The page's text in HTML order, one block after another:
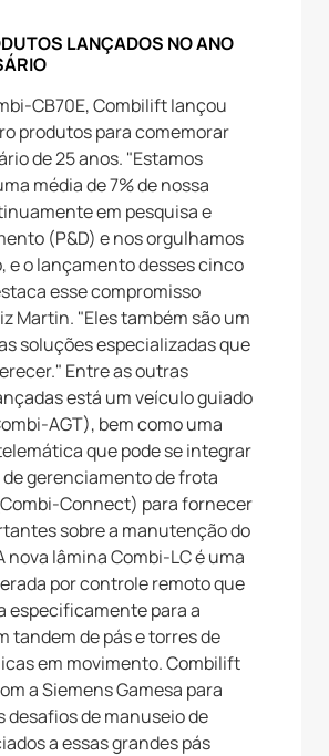
LANÇADOS NO ANO
CB70E, Combilift lançou
produtos para comemorar
de 25 anos. "Estamos
média de 7% de nossa
em pesquisa e
(P&D) e nos orgulhamos
e o lançamento desses cinco
esse compromisso
Martin. "Eles também são um
soluções especializadas que
Entre as outras
está um veículo guiado
AGT), bem como uma
que pode se integrar
gerenciamento de frota
Connect) para fornecer
sobre a manutenção do
nova lâmina Combi-LC é uma
por controle remoto que
especificamente para a
tandem de pás e torres de
em movimento. Combilift
a Siemens Gamesa para
desafios de manuseio de
a essas grandes pás